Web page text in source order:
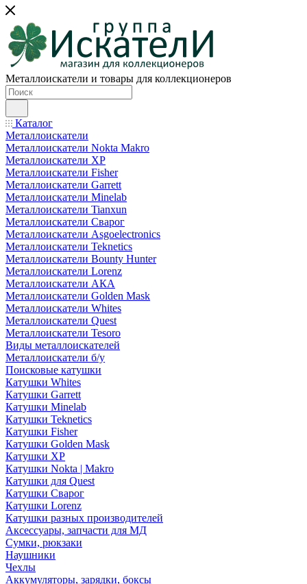
Металлоискатели и товары для коллекционеров
Каталог
Металлоискатели
Металлоискатели Nokta Makro
Металлоискатели XP
Металлоискатели Fisher
Металлоискатели Garrett
Металлоискатели Minelab
Металлоискатели Tianxun
Металлоискатели Сварог
Металлоискатели Asgoelectronics
Металлоискатели Teknetics
Металлоискатели Bounty Hunter
Металлоискатели Lorenz
Металлоискатели АКА
Металлоискатели Golden Mask
Металлоискатели Whites
Металлоискатели Quest
Металлоискатели Tesoro
Виды металлоискателей
Металлоискатели б/у
Поисковые катушки
Катушки Whites
Катушки Garrett
Катушки Minelab
Катушки Teknetics
Катушки Fisher
Катушки Golden Mask
Катушки XP
Катушки Nokta | Makro
Катушки для Quest
Катушки Сварог
Катушки Lorenz
Катушки разных производителей
Аксессуары, запчасти для МД
Сумки, рюкзаки
Наушники
Чехлы
Аккумуляторы, зарядки, боксы